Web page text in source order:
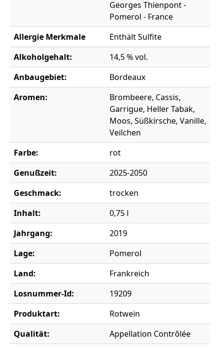
Georges Thienpont -
Pomerol - France
Allergie Merkmale
Enthält Sulfite
Alkoholgehalt:
14,5 % vol.
Anbaugebiet:
Bordeaux
Aromen:
Brombeere, Cassis,
Garrigue, Heller Tabak,
Moos, Süßkirsche, Vanille,
Veilchen
Farbe:
rot
Genußzeit:
2025-2050
Geschmack:
trocken
Inhalt:
0,75 l
Jahrgang:
2019
Lage:
Pomerol
Land:
Frankreich
Losnummer-Id:
19209
Produktart:
Rotwein
Qualität:
Appellation Contrôlée